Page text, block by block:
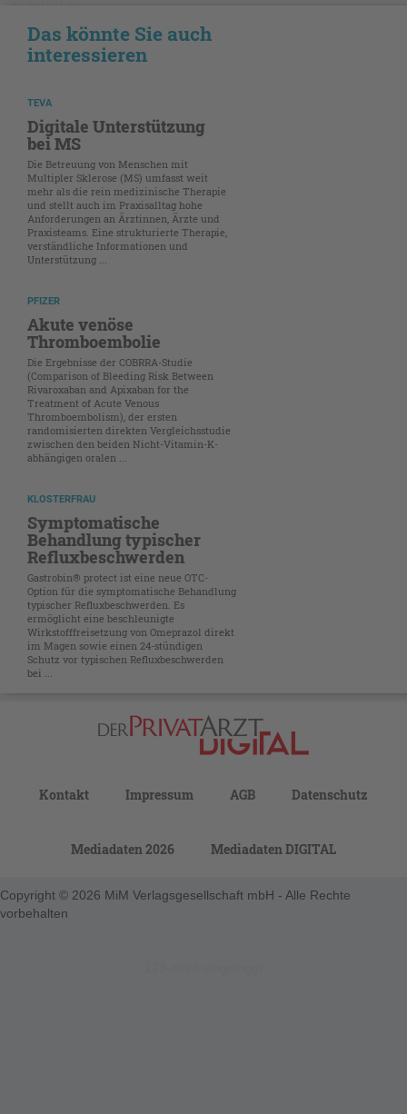
Das könnte Sie auch
interessieren
TEVA
Digitale Unterstützung
bei MS
Die Betreuung von Menschen mit
Multipler Sklerose (MS) umfasst weit
mehr als die rein medizinische Therapie
und stellt auch im Praxisalltag hohe
Anforderungen an Ärztinnen, Ärzte und
Praxisteams. Eine strukturierte Therapie,
verständliche Informationen und
Unterstützung ...
PFIZER
Akute venöse
Thromboembolie
Die Ergebnisse der COBRRA-Studie
(Comparison of Bleeding Risk Between
Rivaroxaban and Apixaban for the
Treatment of Acute Venous
Thromboembolism), der ersten
randomisierten direkten Vergleichsstudie
zwischen den beiden Nicht-Vitamin-K-
abhängigen oralen ...
KLOSTERFRAU
Symptomatische
Behandlung typischer
Refluxbeschwerden
Gastrobin® protect ist eine neue OTC-
Option für die symptomatische Behandlung
typischer Refluxbeschwerden. Es
ermöglicht eine beschleunigte
Wirkstofffreisetzung von Omeprazol direkt
im Magen ­sowie einen 24-stündigen
Schutz vor typischen Refluxbeschwerden
bei ...
Kontakt Impressum AGB Datenschutz
Mediadaten 2026 Mediadaten DIGITAL
Copyright © 2026 MiM Verlagsgesellschaft mbH - Alle Rechte
vorbehalten